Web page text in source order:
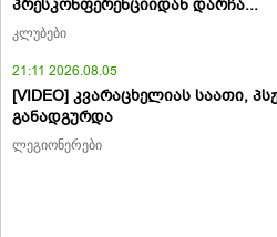
პრესკონფერენციიდან დარჩა...
კლუბები
21:11 2026.08.05
[VIDEO] კვარაცხელიას საათი,
განადგურდა
ლეგიონერები